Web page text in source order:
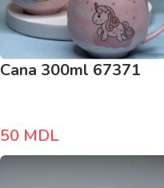
Cana 300ml 67371
50 MDL